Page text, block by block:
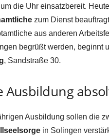
die Uhr einsatzbereit.
zum Dienst
aus anderen
begrüßt werden, beginnt
, Sandstraße 30.
Ausbildung
Ausbildung sollen die
in Solingen